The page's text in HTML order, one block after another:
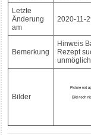
Letzte
Änderung
am
2020-11-
Bemerkung
Hinweis
Rezept
Bilder